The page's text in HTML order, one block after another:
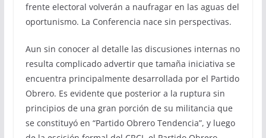
frente electoral volverán a naufragar en las aguas del
oportunismo. La Conferencia nace sin perspectivas.
Aun sin conocer al detalle las discusiones internas no
resulta complicado advertir que tamaña iniciativa se
encuentra principalmente desarrollada por el Partido
Obrero. Es evidente que posterior a la ruptura sin
principios de una gran porción de su militancia que
se constituyó en “Partido Obrero Tendencia”, y luego